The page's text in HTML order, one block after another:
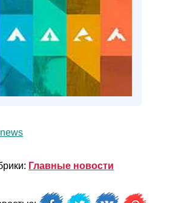
Главные новости